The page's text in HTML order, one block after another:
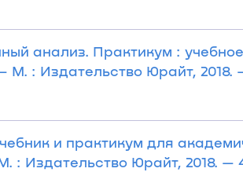
анализ. Практикум :
: Издательство Юрайт,
и практикум для
: Издательство Юрайт, 2018.